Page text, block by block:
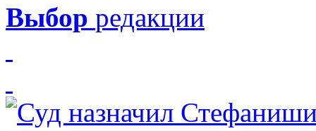
Выбор редакции